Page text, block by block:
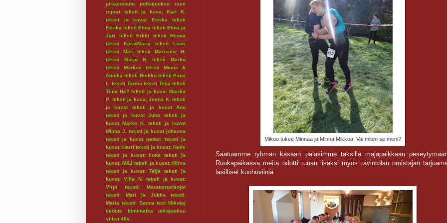
Mikoo tukee Minnaa ja Minna Mikkoa. Vai miten se meni?
Saatuamme ryhmän kasaan palasimme taksilla majapaikkaan
Ruokapaikassa meitä odotti ruuan lisäksi myös ravintolan omistajan
lasilliset kuohuviiniä.
pirkansoutu polkujuoksu
race
report
teksit ja kuva; Kari K.
teksit ja kuvat Eerika
teksti
Eerika teksti Elina teksti Elina ja
Jari
teksti Erkki
teksti Henna
teksti Kari&Maria
teksti Lauri
teksti Mari
teksti Marianne H.
teksti Marjo N.
teksti Marko
teksti Markus
teksti Minna &
Annika teksti Niekku teksti Päivi
L.
teksti Tarmo teksti Teija teksti
Tiina Hä? teksti ja kuva: Marika
P. teksti ja kuva; Jenna K. teksti
ja kuvat
teksti ja kuvat Anu
teksti ja kuvat Juho
teksti ja
kuvat Marko K.
teksti ja kuvat
Minna J.
teksti ja kuvat johanna
teksti ja kuvat petteri
teksti ja
kuvat: Harri teksti ja kuvat: Heini
teksti ja kuvat: Ilona
teksti ja
kuvat: M&J teksti ja kuvat: Mirva
teksti ja kuvat: Teija
teksti ja
kuvat: Ville N.
teksti ja kuvat:
Virpi
teksti: Maratonseisojat
teksti: Mari ja Jukka
teksti:
Maria teksti: Sanna text Mikolaj
tiedote
tiimimatka
ultrajuoksu
villen 40v.